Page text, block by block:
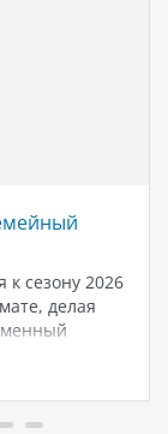
к сезону 2026
делая
отдыха у
для тех,